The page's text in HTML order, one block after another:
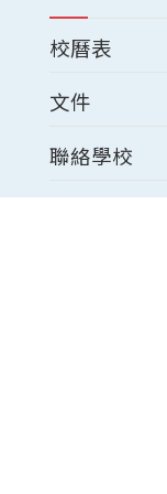
校曆表
文件
聯絡學校